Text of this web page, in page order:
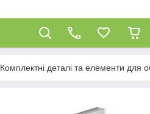
Комплектні деталі та елементи для